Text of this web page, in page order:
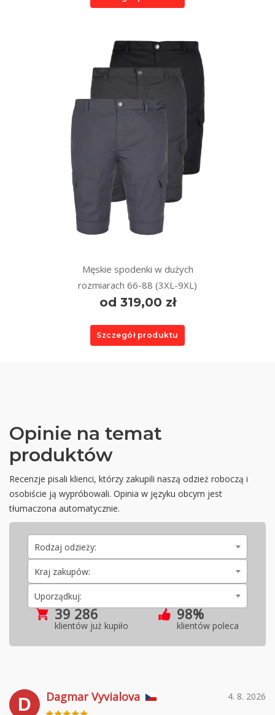
Męskie spodenki w dużych
rozmiarach 66-88 (3XL-9XL)
od 319,00 zł
Szczegół produktu
Opinie na temat
produktów
Recenzje pisali klienci, którzy zakupili naszą odzież roboczą i
osobiście ją wypróbowali. Opinia w języku obcym jest
tłumaczona automatycznie.
Rodzaj odzieży:
Kraj zakupów:
Uporządkuj:
39 286
klientów już kupiło
98%
klientów poleca
D 4. 8. 2026
Dagmar Vyvialova